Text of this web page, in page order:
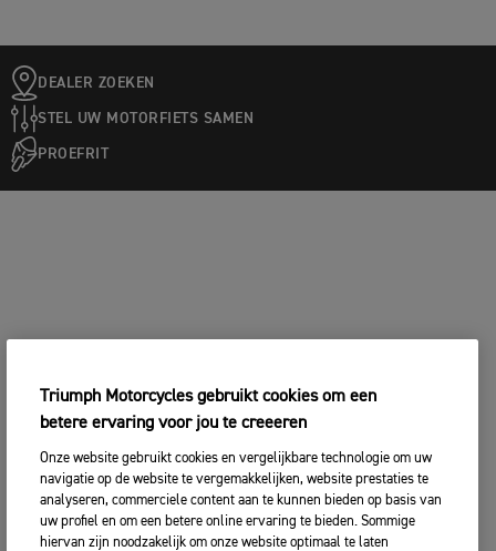
DEALER ZOEKEN
STEL UW MOTORFIETS SAMEN
PROEFRIT
Triumph Motorcycles gebruikt cookies om een
betere ervaring voor jou te creeeren
Onze website gebruikt cookies en vergelijkbare technologie om uw
navigatie op de website te vergemakkelijken, website prestaties te
analyseren, commerciele content aan te kunnen bieden op basis van
uw profiel en om een betere online ervaring te bieden. Sommige
hiervan zijn noodzakelijk om onze website optimaal te laten